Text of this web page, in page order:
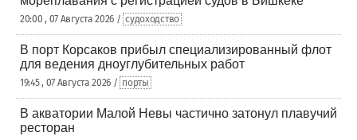
20:00 , 07 Августа 2026 / судоходство
В порт Корсаков прибыл специализированный флот
для ведения дноуглубительных работ
19:45 , 07 Августа 2026 / порты
В акватории Малой Невы частично затонул плавучий
ресторан